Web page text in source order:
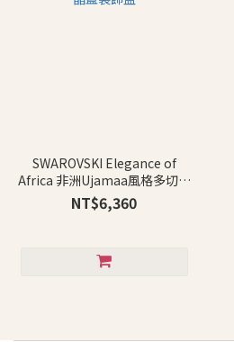
SWAROVSKI Elegance of
Africa 非洲Ujamaa風格多切面
水晶蓋裝飾盒
NT$6,360